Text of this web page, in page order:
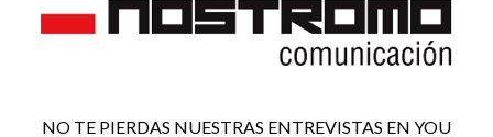
NO TE PIERDAS NUESTRAS ENTREVISTAS EN YOU